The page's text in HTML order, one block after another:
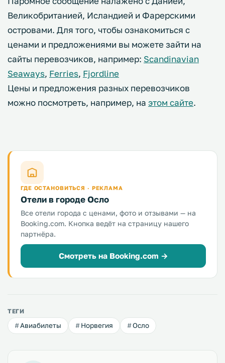
Великобританией, Исландией и Фарерскими
островами. Для того, чтобы ознакомиться с
ценами и предложениями вы можете зайти на
сайты перевозчиков, например: Scandinavian
Seaways, Ferries, Fjordline
Цены и предложения разных перевозчиков
можно посмотреть, например, на этом сайте.
ГДЕ ОСТАНОВИТЬСЯ · РЕКЛАМА
Отели в городе Осло
Все отели города с ценами, фото и отзывами — на
Booking.com. Кнопка ведёт на страницу нашего
партнёра.
Смотреть на Booking.com →
ТЕГИ
Авиабилеты Норвегия Осло